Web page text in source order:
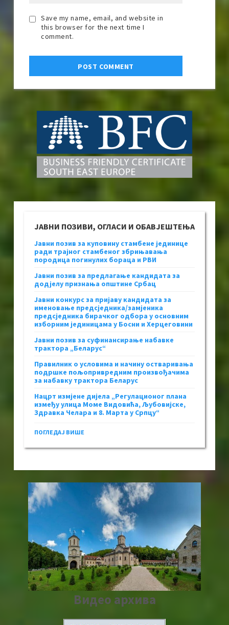
Save my name, email, and website in
this browser for the next time I
comment.
ЈАВНИ ПОЗИВИ, ОГЛАСИ И ОБАВЈЕШТЕЊА
Јавни позив за куповину стамбене јединице
ради трајног стамбеног збрињавања
породица погинулих бораца и РВИ
Јавни позив за предлагање кандидата за
додјелу признања општине Србац
Јавни конкурс за пријаву кандидата за
именовање предсједника/замјеника
предсједника бирачког одбора у основним
изборним јединицама у Босни и Херцеговини
Јавни позив за суфинансирање набавке
трактора „Беларус“
Правилник о условима и начину остваривања
подршке пољопривредним произвођачима
за набавку трактора Беларус
Нацрт измјене дијела „Регулационог плана
између улица Моме Видовића, Љубовијске,
Здравка Челара и 8. Марта у Српцу“
ПОГЛЕДАЈ ВИШЕ
Видео архива